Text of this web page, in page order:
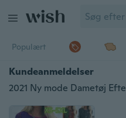
Populært
Kundeanmeldelser